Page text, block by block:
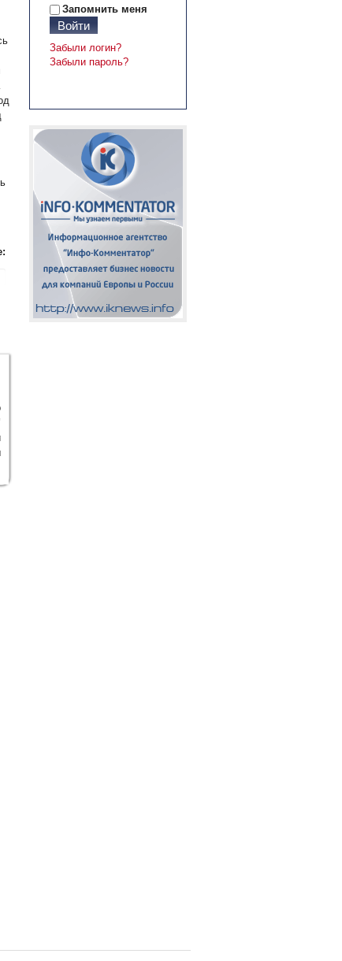
Запомнить меня
Войти
Забыли логин?
Забыли пароль?